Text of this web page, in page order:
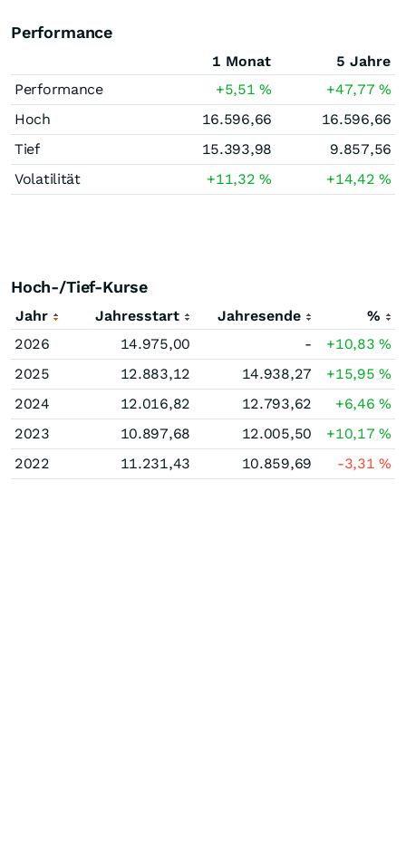
Performance
1 Monat
5 Jahre
Performance
+5,51% +47,77%
Hoch
16.596,66
16.596,66
Tief
15.393,98
9.857,56
Volatilität
+11,32% +14,42%
Hoch-/Tief-Kurse
Jahr Jahresstart Jahresende
%
2026
14.975,00 - +10,83%
2025
12.883,12 14.938,27 +15,95%
2024
12.016,82 12.793,62 +6,46%
2023
10.897,68 12.005,50 +10,17%
2022
11.231,43 10.859,69 -3,31%